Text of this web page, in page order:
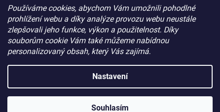
Používáme cookies, abychom Vám umožnili pohodlné
prohlížení webu a díky analýze provozu webu neustále
zlepšovali jeho funkce, výkon a použitelnost. Díky
souborům cookie Vám také můžeme nabídnou
personalizovaný obsah, který Vás zajímá.
Nastavení
Souhlasím
Upravit nastavení cookies